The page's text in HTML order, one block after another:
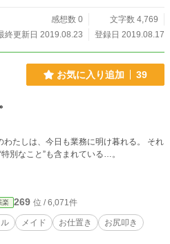
感想数 0
文字数 4,769
終更新日 2019.08.23
登録日 2019.08.17
お気に入り追加 39
しは、今日も業務に明け暮れる。 それ
別なこと”も含まれている…。
楽 269 位 / 6,071件
メイド お仕置き
お尻叩き